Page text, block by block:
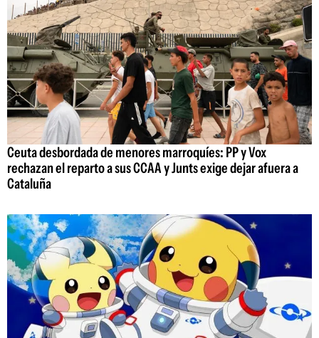
Ceuta desbordada de menores marroquíes: PP y Vox
rechazan el reparto a sus CCAA y Junts exige dejar afuera a
Cataluña